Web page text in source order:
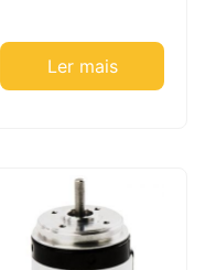
Ler mais